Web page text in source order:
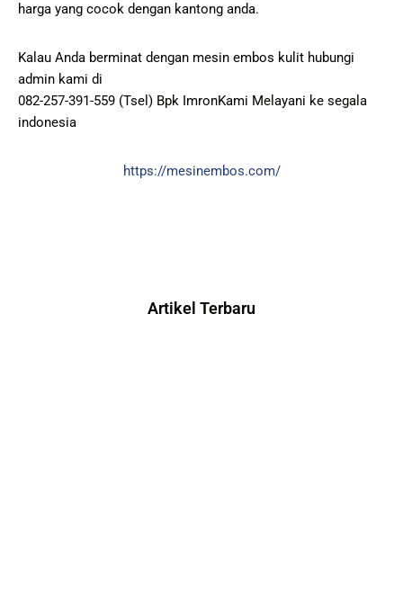
harga yang cocok dengan kantong anda.
Kalau Anda berminat dengan mesin embos kulit hubungi
admin kami di
082-257-391-559 (Tsel) Bpk ImronKami Melayani ke segala
indonesia
https://mesinembos.com/
Artikel Terbaru